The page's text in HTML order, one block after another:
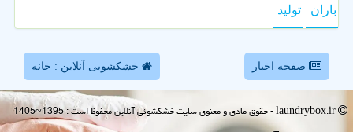
باران تولید
صفحه اخبار خشکشویی آنلاین : خانه